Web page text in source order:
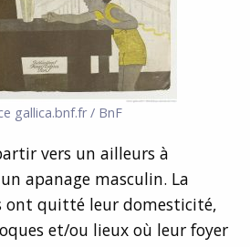
gallica.bnf.fr / BnF
vers un ailleurs à
apanage masculin. La
ont quitté leur domesticité,
et/ou lieux où leur foyer